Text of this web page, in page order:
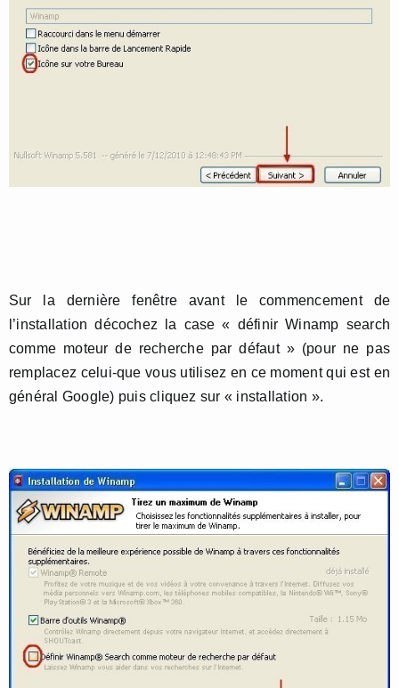
Sur la dernière fenêtre avant le commencement de
l’installation décochez la case « définir Winamp search
comme moteur de recherche par défaut » (pour ne pas
remplacez celui-que vous utilisez en ce moment qui est en
général Google) puis cliquez sur « installation ».